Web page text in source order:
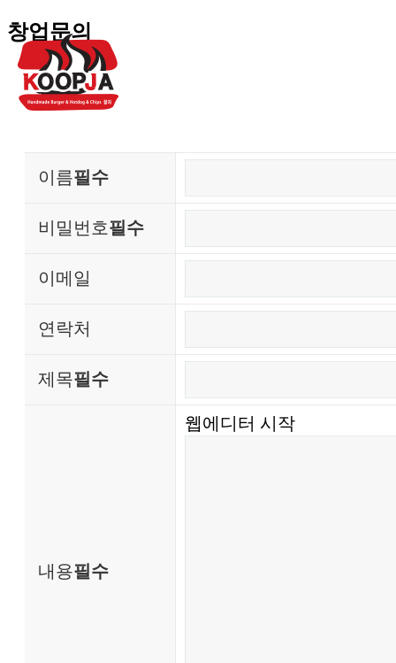
창업문의
이름필수
비밀번호필수
이메일
연락처
제목필수
내용필수
웹에디터 시작